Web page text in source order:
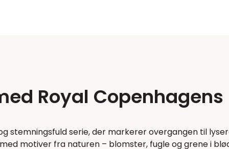
Royal
stemningsfuld serie, der markerer overgangen til
motiver fra naturen – blomster, fugle og grene i